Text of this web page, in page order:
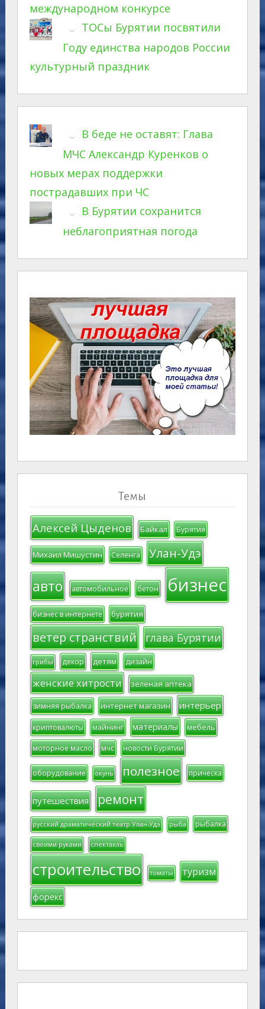
международном конкурсе
ТОСы Бурятии посвятили
Году единства народов России
культурный праздник
В беде не оставят: Глава
МЧС Александр Куренков о
новых мерах поддержки
пострадавших при ЧС
В Бурятии сохранится
неблагоприятная погода
Темы
Алексей Цыденов Байкал Бурятия
Михаил Мишустин Селенга Улан-Удэ
авто автомобильное бетон бизнес
бизнес в интернете бурятия
ветер странствий глава Бурятии
грибы декор детям дизайн
женские хитрости зеленая аптека
зимняя рыбалка интернет магазин интерьер
криптовалюты майнинг материалы мебель
моторное масло мчс новости Бурятии
оборудование окунь полезное прическа
путешествия ремонт
русский драматический театр Улан-Удэ рыба рыбалка
своими руками спектакль
строительство томаты туризм
форекс